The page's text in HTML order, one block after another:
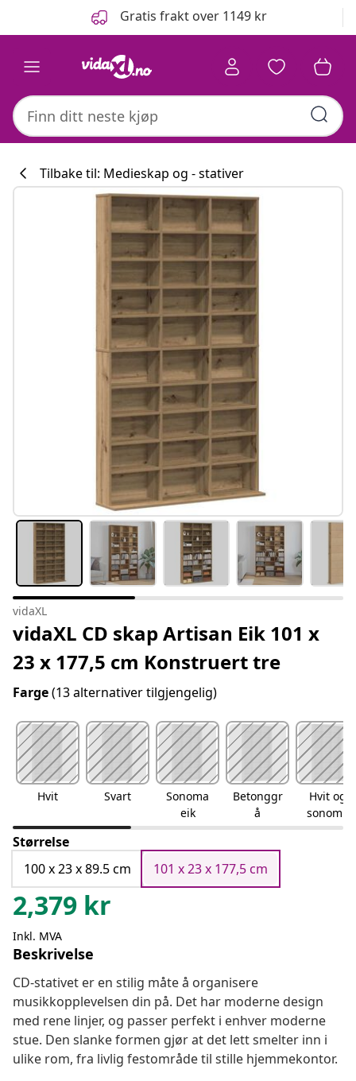
Gratis frakt over 1149 kr
Tilbake til: Medieskap og - stativer
vidaXL
vidaXL CD skap Artisan Eik 101 x
23 x 177,5 cm Konstruert tre
Farge(13 alternativer tilgjengelig)
Hvit Svart
Sonoma
eik
Betonggr
å
Hvit og
sonoma
eik
Størrelse
100 x 23 x 89.5 cm
101 x 23 x 177,5 cm
2,379 kr
Inkl. MVA
Beskrivelse
CD-stativet er en stilig måte å organisere
musikkopplevelsen din på. Det har moderne design
med rene linjer, og passer perfekt i enhver moderne
stue. Den slanke formen gjør at det lett smelter inn i
ulike rom, fra livlig festområde til stille hjemmekontor.